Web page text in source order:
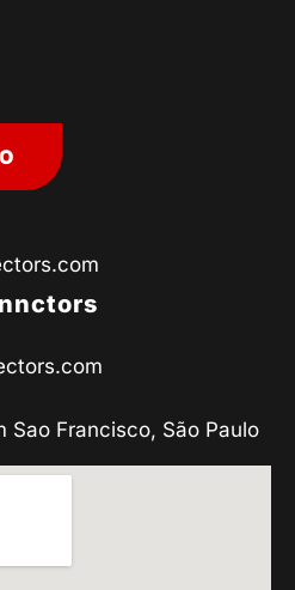
Sao Francisco, São Paulo